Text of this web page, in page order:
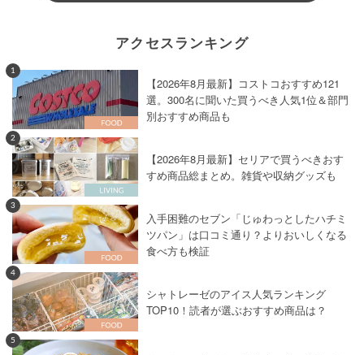
アクセスランキング
1
【2026年8月最新】コストコおすすめ121
選。300名に聞いた買うべき人気1位＆部門
別おすすめ商品も
2
【2026年8月最新】セリアで買うべきおす
すめ商品総まとめ。雑貨や収納グッズも
3
入手困難のセブン「じゅわっとしたハチミ
ツパン」は口コミ通り？よりおいしくなる
食べ方も検証
4
シャトレーゼのアイス人気ランキング
TOP10！読者が選ぶおすすめ商品は？
5